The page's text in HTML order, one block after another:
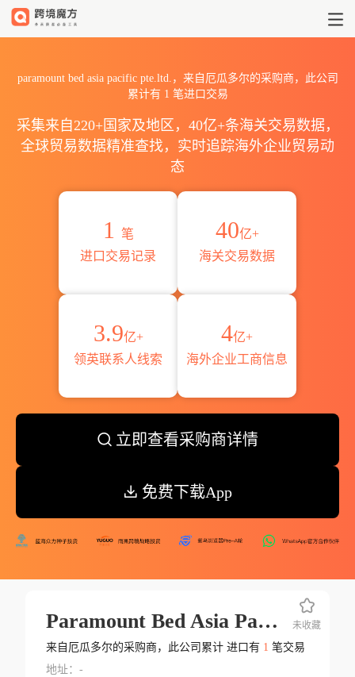
paramount bed asia pacific pte.ltd.，来自厄瓜多尔的采购商，此公司
累计有 1 笔进口交易
采集来自220+国家及地区，40亿+条海关交易数据，
全球贸易数据精准查找，实时追踪海外企业贸易动
态
1
笔
进口交易记录
40亿+
海关交易数据
3.9亿+
领英联系人线索
4亿+
海外企业工商信息
立即查看采购商详情
免费下载App
Paramount Bed Asia Pacific Pte.ltd.
来自厄瓜多尔的采购商，此公司累计 进口有 1 笔交易
地址：-
未收藏